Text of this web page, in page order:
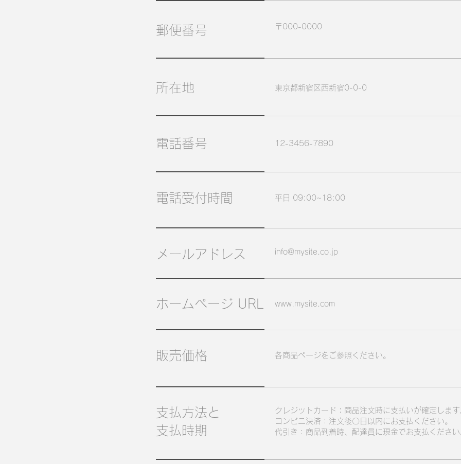
郵便番号 〒000-0000
所在地 東京都新宿区西新宿0-0-0
電話番号 12-3456-7890
電話受付時間 平日 09:00~18:00
メールアドレス info@mysite.co.jp
ホームページ URL www.mysite.com
販売価格 各商品ページをご参照ください。
支払方法と
支払時期
クレジットカード：商品注文時に支払いが確定しま
コンビニ決済：注文後〇日以内にお支払ください。
代引き：商品到着時、配達員に現金でお支払くださ